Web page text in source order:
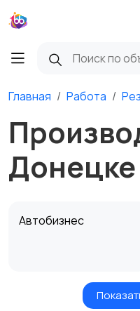
Главная Работа
Донецке
Автобизнес
Бытовые услуги и